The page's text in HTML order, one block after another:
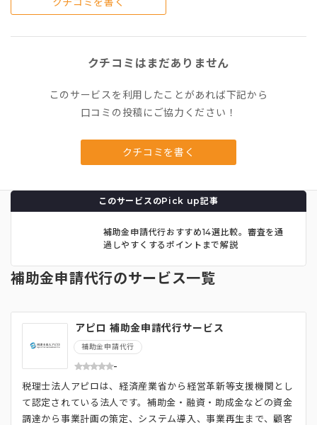
クチコミはまだありません
このサービスを利用したことがあれば下記から
口コミの投稿にご協力ください！
クチコミを書く
このサービスのPick up記事
補助金申請代行おすすめ14選比較。審査を通
過しやすくするポイントまで解説
補助金申請代行のサービス一覧
アピロ 補助金申請代行サービス
補助金申請代行
-
税理士法人アピロは、経済産業省から経営革新等支援機関とし
て認定されている法人です。補助金・融資・助成金などの資金
調達から事業計画の策定、システム導入、事業再生まで、顧客